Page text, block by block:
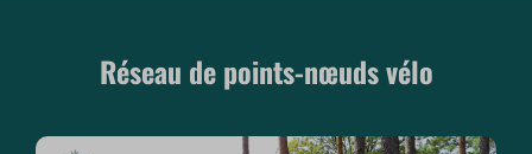
Réseau de points-nœuds vélo